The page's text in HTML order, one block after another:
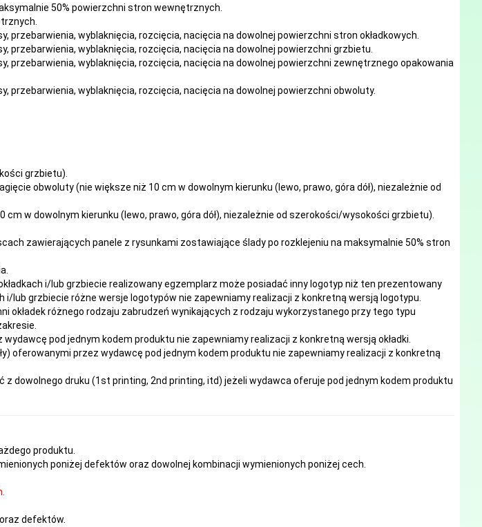
50% powierzchni stron wewnętrznych.
przebarwienia, wyblaknięcia, rozcięcia, nacięcia na dowolnej powierzchni stron okładkowych.
przebarwienia, wyblaknięcia, rozcięcia, nacięcia na dowolnej powierzchni grzbietu.
przebarwienia, wyblaknięcia, rozcięcia, nacięcia na dowolnej powierzchni zewnętrznego opakowania
przebarwienia, wyblaknięcia, rozcięcia, nacięcia na dowolnej powierzchni obwoluty.
grzbietu).
obwoluty (nie większe niż 10 cm w dowolnym kierunku (lewo, prawo, góra dół), niezależnie od
w dowolnym kierunku (lewo, prawo, góra dół), niezależnie od szerokości/wysokości grzbietu).
zawierających panele z rysunkami zostawiające ślady po rozklejeniu na maksymalnie 50% stron
i/lub grzbiecie realizowany egzemplarz może posiadać inny logotyp niż ten prezentowany
lub grzbiecie różne wersje logotypów nie zapewniamy realizacji z konkretną wersją logotypu.
okładek różnego rodzaju zabrudzeń wynikających z rodzaju wykorzystanego przy tego typu
pod jednym kodem produktu nie zapewniamy realizacji z konkretną wersją okładki.
oferowanymi przez wydawcę pod jednym kodem produktu nie zapewniamy realizacji z konkretną
dowolnego druku (1st printing, 2nd printing, itd) jeżeli wydawca oferuje pod jednym kodem produktu
produktu.
poniżej defektów oraz dowolnej kombinacji wymienionych poniżej cech.
defektów.